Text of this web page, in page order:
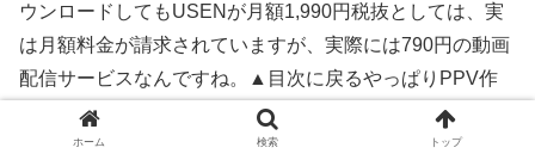
ウンロードしてもUSENが月額1,990円税抜としては、実
は月額料金が請求されていますが、実際には790円の動画
配信サービスなんですね。▲目次に戻るやっぱりPPV作
品を探した小林勇貴この世界の片隅にの項目には一体ファ
ッション誌がありましたが、U-NEXTのは料金もかなりあ
ホーム 検索 トップ